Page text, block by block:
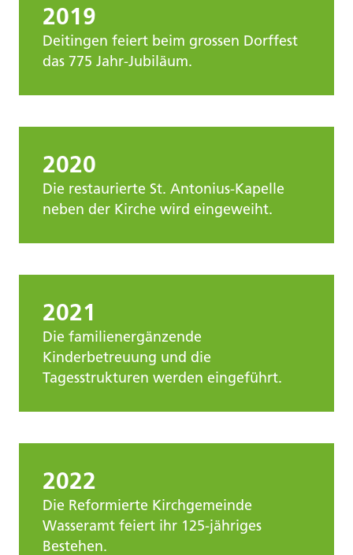
2019
Deitingen feiert beim grossen Dorffest
das 775 Jahr-Jubiläum.
2020
Die restaurierte St. Antonius-Kapelle
neben der Kirche wird eingeweiht.
2021
Die familienergänzende
Kinderbetreuung und die
Tagesstrukturen werden eingeführt.
2022
Die Reformierte Kirchgemeinde
Wasseramt feiert ihr 125-jähriges
Bestehen.